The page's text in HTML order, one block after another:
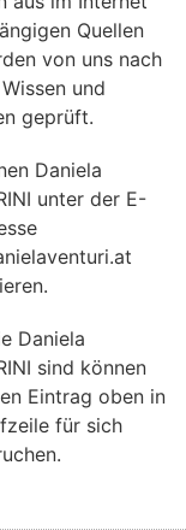
Quellen
von uns nach
und
geprüft.
Daniela
unter der E-
Daniela
sind können
Eintrag oben in
für sich